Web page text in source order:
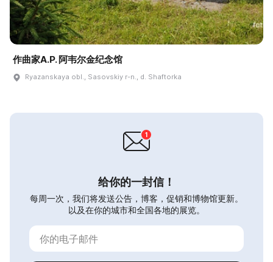
作曲家A.P. 阿韦尔金纪念馆
Ryazanskaya obl., Sasovskiy r-n., d. Shaftorka
给你的一封信！
每周一次，我们将发送公告，博客，促销和博物馆更新。
以及在你的城市和全国各地的展览。